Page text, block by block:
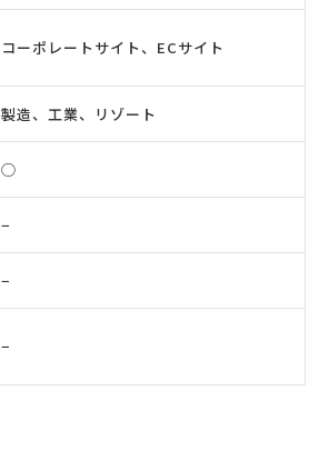
コーポレートサイト、ECサイト
製造、工業、リゾート
◯
−
−
−